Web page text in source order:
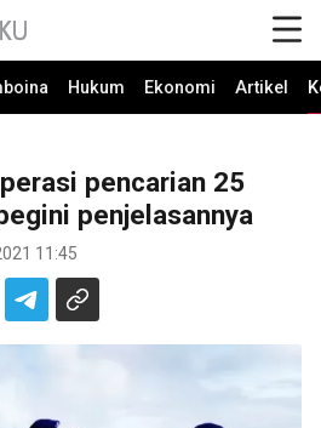
Hukum Ekonomi Artikel
pencarian 25
penjelasannya
11:45